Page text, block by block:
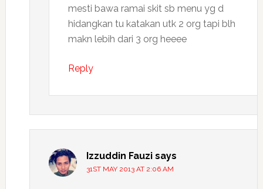
mesti bawa ramai skit sb menu yg d
hidangkan tu katakan utk 2 org tapi blh
makn lebih dari 3 org heeee
Reply
Izzuddin Fauzi says
31ST MAY 2013 AT 2:06 AM